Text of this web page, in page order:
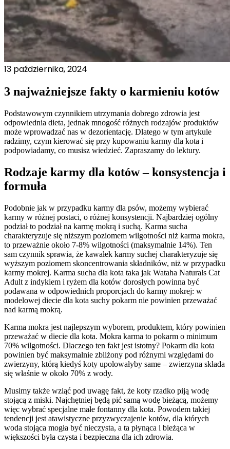
13 października, 2024
3 najważniejsze fakty o karmieniu kotów
Podstawowym czynnikiem utrzymania dobrego zdrowia jest
odpowiednia dieta, jednak mnogość różnych rodzajów produktów
może wprowadzać nas w dezorientację. Dlatego w tym artykule
radzimy, czym kierować się przy kupowaniu karmy dla kota i
podpowiadamy, co musisz wiedzieć. Zapraszamy do lektury.
Rodzaje karmy dla kotów – konsystencja i
formuła
Podobnie jak w przypadku karmy dla psów, możemy wybierać
karmy w różnej postaci, o różnej konsystencji. Najbardziej ogólny
podział to podział na karmę mokrą i suchą. Karma sucha
charakteryzuje się niższym poziomem wilgotności niż karma mokra,
to przeważnie około 7-8% wilgotności (maksymalnie 14%). Ten
sam czynnik sprawia, że kawałek karmy suchej charakteryzuje się
wyższym poziomem skoncentrowania składników, niż w przypadku
karmy mokrej. Karma sucha dla kota taka jak Wataha Naturals Cat
Adult z indykiem i ryżem dla kotów dorosłych powinna być
podawana w odpowiednich proporcjach do karmy mokrej: w
modelowej diecie dla kota suchy pokarm nie powinien przeważać
nad karmą mokrą.
Karma mokra jest najlepszym wyborem, produktem, który powinien
przeważać w diecie dla kota. Mokra karma to pokarm o minimum
70% wilgotności. Dlaczego ten fakt jest istotny? Pokarm dla kota
powinien być maksymalnie zbliżony pod różnymi względami do
zwierzyny, którą kiedyś koty upolowałyby same – zwierzyna składa
się właśnie w około 70% z wody.
Musimy także wziąć pod uwagę fakt, że koty rzadko piją wodę
stojącą z miski. Najchętniej będą pić samą wodę bieżącą, możemy
więc wybrać specjalne małe fontanny dla kota. Powodem takiej
tendencji jest atawistyczne przyzwyczajenie kotów, dla których
woda stojąca mogła być nieczysta, a ta płynąca i bieżąca w
większości była czysta i bezpieczna dla ich zdrowia.